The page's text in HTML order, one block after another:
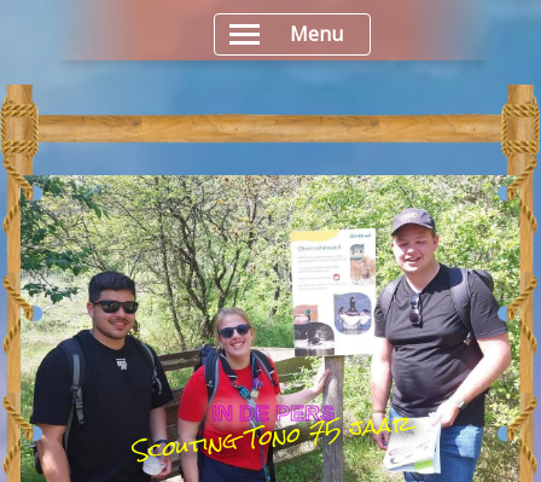
IN DE PERS
Scouting Tono 75 jaar
Menu